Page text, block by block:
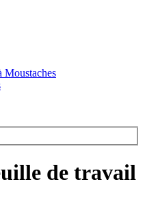
Moustaches
de travail